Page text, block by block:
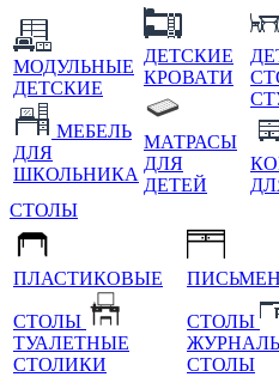
МОДУЛЬНЫЕ
ДЕТСКИЕ
МЕБЕЛЬ
ДЛЯ
ШКОЛЬНИКА
ДЕТСКИЕ
КРОВАТИ
МАТРАСЫ
ДЛЯ
ДЕТЕЙ
СТОЛЫ
ПЛАСТИКОВЫЕ
СТОЛЫ
ТУАЛЕТНЫЕ
СТОЛИКИ
СТОЛЫ
СТОЛЫ